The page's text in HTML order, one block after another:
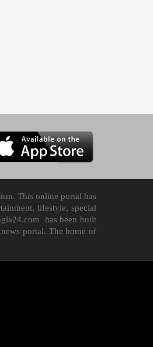
This online portal has
lifestyle, special
has been built
portal. The home of